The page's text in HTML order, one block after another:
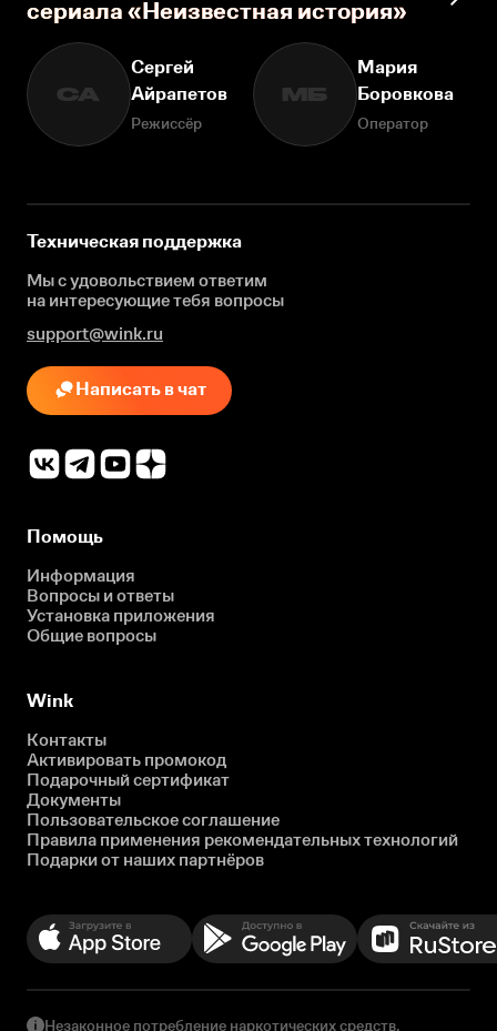
сериала «Неизвестная история»
СА
Сергей
Айрапетов
Режиссёр
МБ
Мария
Боровкова
Оператор
Техническая поддержка
Мы с удовольствием ответим
на интересующиетебя вопросы
support@wink.ru
Написать в чат
Помощь
Информация
Вопросы и ответы
Установка приложения
Общие вопросы
Wink
Контакты
Активировать промокод
Подарочный сертификат
Документы
Пользовательское соглашение
Правила применения рекомендательных технологий
Подарки от наших партнёров
Незаконное потребление наркотических средств,